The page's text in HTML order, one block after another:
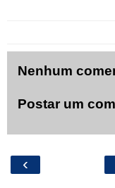
Nenhum
Postar um
‹